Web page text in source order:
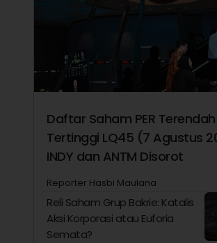
Daftar Saham PER
Tertinggi LQ45 (7 Agustus
INDY dan ANTM Disorot
Reporter Hasbi Maulana
Reli Saham Grup Bakrie: Katalis
Aksi Korporasi atau Euforia
Semata?